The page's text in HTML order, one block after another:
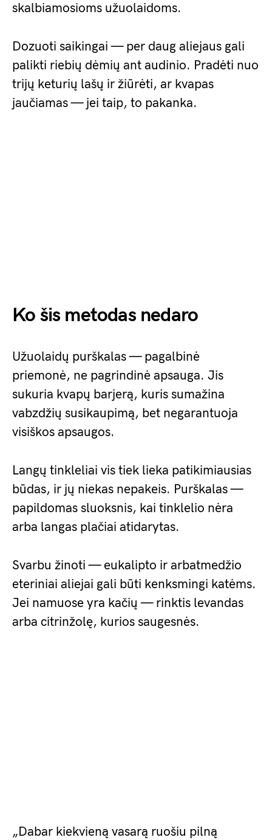
skalbiamosioms užuolaidoms.
Dozuoti saikingai — per daug aliejaus gali
palikti riebių dėmių ant audinio. Pradėti nuo
trijų keturių lašų ir žiūrėti, ar kvapas
jaučiamas — jei taip, to pakanka.
Ko šis metodas nedaro
Užuolaidų purškalas — pagalbinė
priemonė, ne pagrindinė apsauga. Jis
sukuria kvapų barjerą, kuris sumažina
vabzdžių susikaupimą, bet negarantuoja
visiškos apsaugos.
Langų tinkleliai vis tiek lieka patikimiausias
būdas, ir jų niekas nepakeis. Purškalas —
papildomas sluoksnis, kai tinklelio nėra
arba langas plačiai atidarytas.
Svarbu žinoti — eukalipto ir arbatmedžio
eteriniai aliejai gali būti kenksmingi katėms.
Jei namuose yra kačių — rinktis levandas
arba citrinžolę, kurios saugesnės.
„Dabar kiekvieną vasarą ruošiu pilną